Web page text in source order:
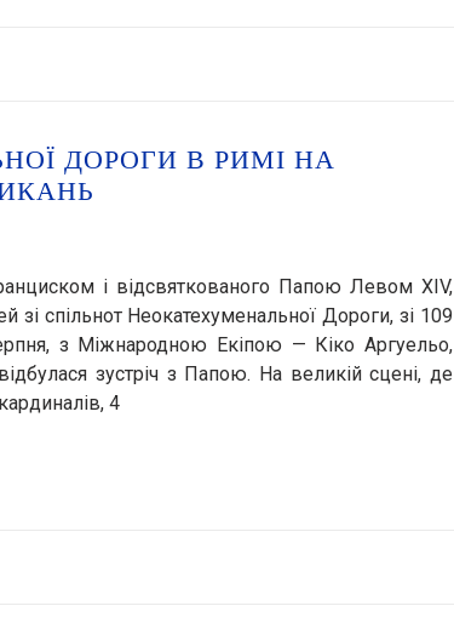
ДОРОГИ В РИМІ НА
і відсвяткованого Папою Левом XIV,
спільнот Неокатехуменальної Дороги, зі 109
з Міжнародною Екіпою — Кіко Аргуельо,
зустріч з Папою. На великій сцені, де
4